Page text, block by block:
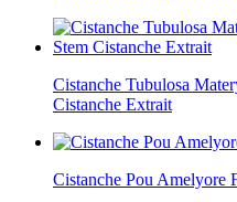
Cistanche Tubulosa
Cistanche Extrait
Cistanche Pou Amelyore